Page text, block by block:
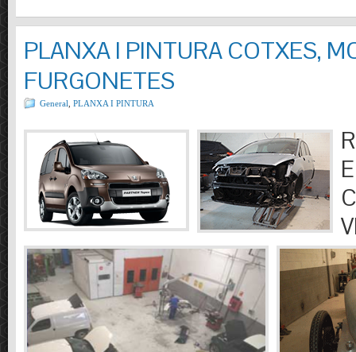
PLANXA I PINTURA COTXES,
FURGONETES
General PLANXA I PINTURA